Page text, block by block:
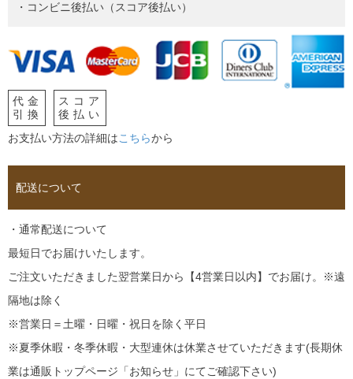
・コンビニ後払い（スコア後払い）
代金
引換
スコア
後払い
お支払い方法の詳細はこちらから
配送について
・通常配送について
最短日でお届けいたします。
ご注文いただきました翌営業日から【4営業日以内】でお届け。※遠
隔地は除く
※営業日＝土曜・日曜・祝日を除く平日
※夏季休暇・冬季休暇・大型連休は休業させていただきます(長期休
業は通販トップページ「お知らせ」にてご確認下さい)